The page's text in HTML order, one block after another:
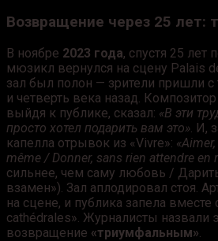
Возвращение через 25 лет:
В ноябре 2023 года, спустя 25 лет
мюзикл вернулся на сцену Palais
зал был полон — зрители пришли
и четверть века назад.
выйдя к публике, сказал: «В эти
просто хотел подарить вам это» . И,
капелла отрывок из «Vivre»:
même / Donner, sans rien attendre en
сильнее, чем саму любовь /
взамен»). Зал аплодировал стоя.
на сцене, и публика запела
cathédrales». Журналисты назвали
возвращение «триумфальным»